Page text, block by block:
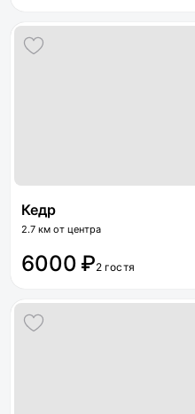
Кедр
2.7 км от центра
6000 ₽2 гостя